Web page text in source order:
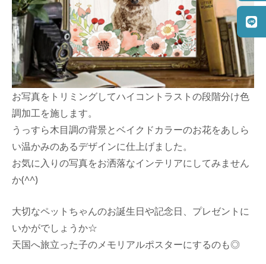
お写真をトリミングしてハイコントラストの段階分け色
調加工を施します。
うっすら木目調の背景とベイクドカラーのお花をあしら
い温かみのあるデザインに仕上げました。
お気に入りの写真をお洒落なインテリアにしてみません
か(^^)
大切なペットちゃんのお誕生日や記念日、プレゼントに
いかがでしょうか☆
天国へ旅立った子のメモリアルポスターにするのも◎